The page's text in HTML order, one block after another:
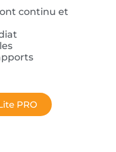
continu et
PRO